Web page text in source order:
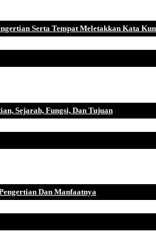
Serta Tempat Meletakkan Kata
Sejarah, Fungsi, Dan Tujuan
Dan Manfaatnya